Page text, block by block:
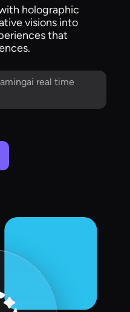
holographic
visions into
that
real time